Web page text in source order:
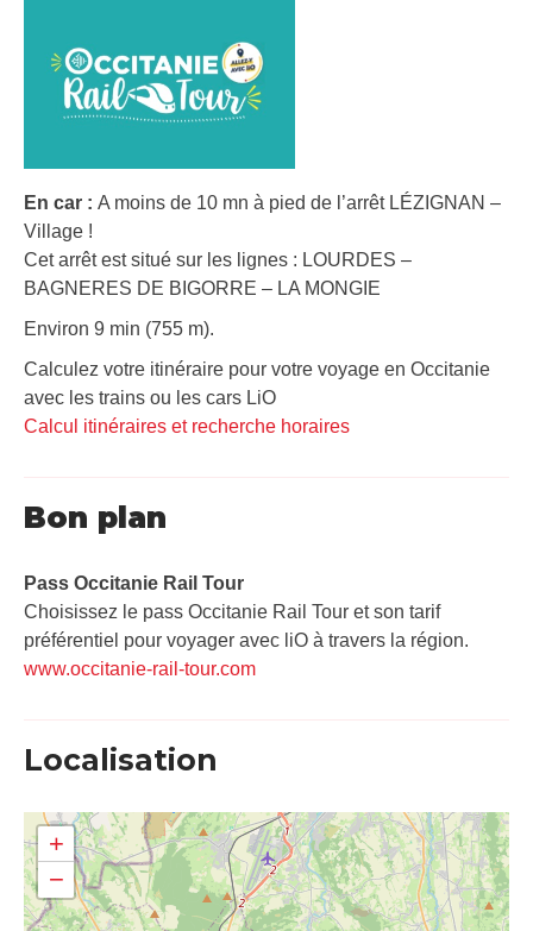
En car : A moins de 10 mn à pied de l’arrêt LÉZIGNAN –
Village !
Cet arrêt est situé sur les lignes : LOURDES –
BAGNERES DE BIGORRE – LA MONGIE
Environ 9 min (755 m).
Calculez votre itinéraire pour votre voyage en Occitanie
avec les trains ou les cars LiO
Calcul itinéraires et recherche horaires
Bon plan
Pass Occitanie Rail Tour​
Choisissez le pass Occitanie Rail Tour et son tarif
préférentiel pour voyager avec liO à travers la région.
www.occitanie-rail-tour.com
Localisation
+
−